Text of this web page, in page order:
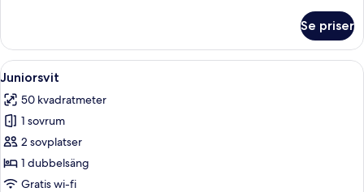
dubbelrum
Se priser
Öppna
alla
foton
för
Juniorsvit
Ett modernt hotellrum med en stor
7
Juniorsvit
50 kvadratmeter
1 sovrum
2 sovplatser
1 dubbelsäng
Gratis wi-fi